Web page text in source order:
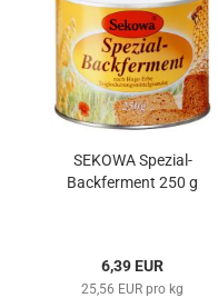
SEKOWA Spezial-
Backferment 250 g
6,39 EUR
25,56 EUR pro kg